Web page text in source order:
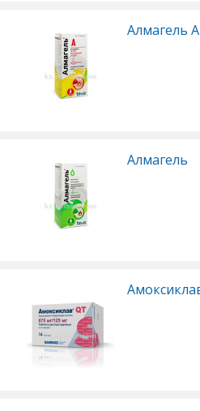
Алмагель А
Алмагель